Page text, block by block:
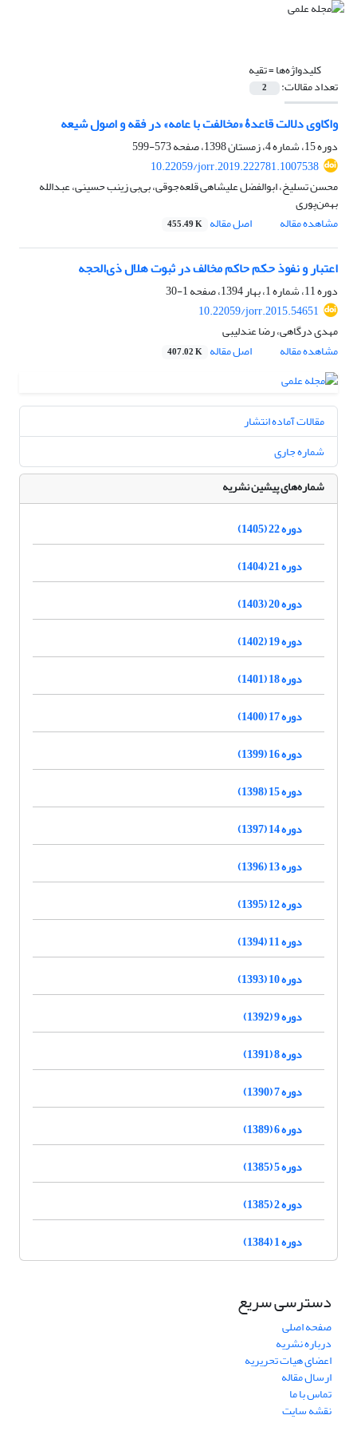
کلیدواژه‌ها =تقیه
تعداد مقالات: 2
واکاوی دلالت قاعدۀ «مخالفت با عامه» در فقه و اصول شیعه
دوره 15، شماره 4، زمستان 1398، صفحه
573-599
10.22059/jorr.2019.222781.1007538
محسن تسلیخ، ابوالفضل علیشاهی قلعه‌جوقی، بی‌بی زینب حسینی، عبدالله
بهمن‌پوری
مشاهده مقاله
اصل مقاله 455.49 K
اعتبار و نفوذ حکم حاکم مخالف در ثبوت هلال ذی‌‌الحجه
دوره 11، شماره 1، بهار 1394، صفحه
1-30
10.22059/jorr.2015.54651
مهدی درگاهی، رضا عندلیبی
مشاهده مقاله
اصل مقاله 407.02 K
مقالات آماده انتشار
شماره جاری
شماره‌های پیشین نشریه
دوره 22 (1405)
دوره 21 (1404)
دوره 20 (1403)
دوره 19 (1402)
دوره 18 (1401)
دوره 17 (1400)
دوره 16 (1399)
دوره 15 (1398)
دوره 14 (1397)
دوره 13 (1396)
دوره 12 (1395)
دوره 11 (1394)
دوره 10 (1393)
دوره 9 (1392)
دوره 8 (1391)
دوره 7 (1390)
دوره 6 (1389)
دوره 5 (1385)
دوره 2 (1385)
دوره 1 (1384)
دسترسی سریع
صفحه اصلی
درباره نشریه
اعضای هیات تحریریه
ارسال مقاله
تماس با ما
نقشه سایت